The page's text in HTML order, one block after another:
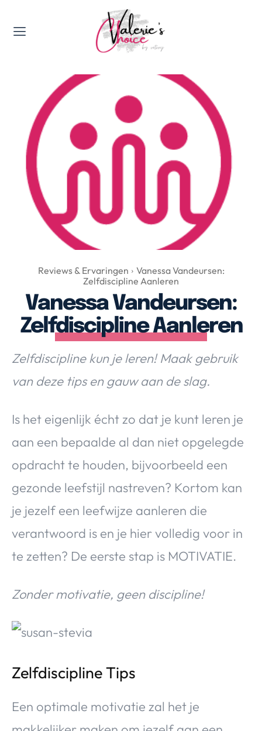
Valerie's Topics
Travel & Culture
Happyness & Opmerkelijk
Lifestyle, Sport & Duurzaamheid
Gadgets & Tech
Top 5 van Valerie
Nieuws & Media
Over Valerie
Over Valerie
De Top 5
Contact
VALERIE'S CHOICE
Travel
Lifestyle
Reviews & Ervaringen
Vanessa Vandeursen:
Zelfdiscipline Aanleren
Vanessa Vandeursen:
Zelfdiscipline Aanleren
Zelfdiscipline kun je leren! Maak gebruik
van deze tips en gauw aan de slag.
Is het eigenlijk écht zo dat je kunt leren je
aan een bepaalde al dan niet opgelegde
opdracht te houden, bijvoorbeeld een
gezonde leefstijl nastreven? Kortom kan
je jezelf een leefwijze aanleren die
verantwoord is en je hier volledig voor in
te zetten? De eerste stap is MOTIVATIE.
Zonder motivatie, geen discipline!
Zelfdiscipline Tips
Een optimale motivatie zal het je